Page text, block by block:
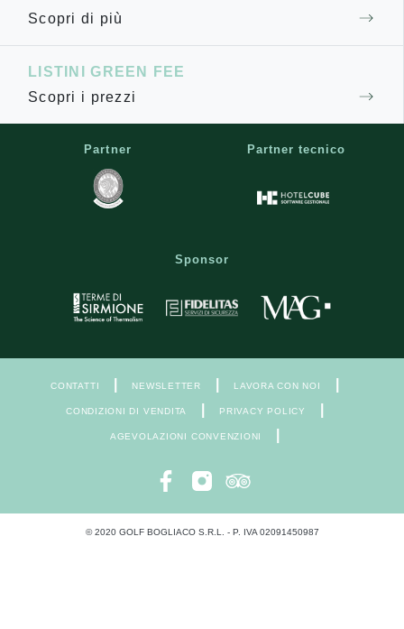
Scopri di più
LISTINI GREEN FEE
Scopri i prezzi
Partner Partner tecnico
Sponsor
CONTATTI NEWSLETTER LAVORA CON NOI
CONDIZIONI DI VENDITA PRIVACY POLICY
AGEVOLAZIONI CONVENZIONI
© 2020 GOLF BOGLIACO S.R.L. - P. IVA 02091450987